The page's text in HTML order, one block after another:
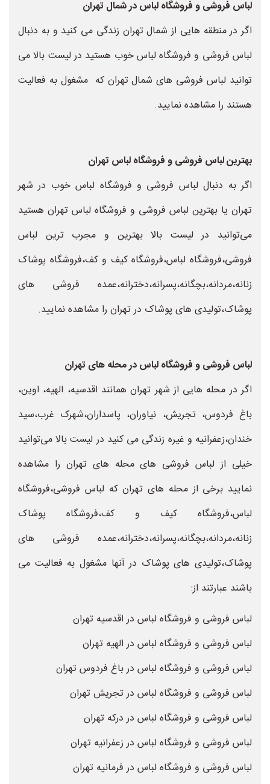
لباس فروشی و فروشگاه لباس در شمال تهران
اگر در منطقه هایی از شمال تهران زندگی می کنید و به دنبال
لباس فروشی و فروشگاه لباس خوب هستید در لیست بالا می
توانید لباس فروشی های شمال تهران که مشغول به فعالیت
هستند را مشاهده نمایید.
بهترین لباس فروشی و فروشگاه لباس تهران
اگر به دنبال لباس فروشی و فروشگاه لباس خوب در شهر
تهران یا بهترین لباس فروشی و فروشگاه لباس تهران هستید
می‌توانید در لیست بالا بهترین و مجرب ترین لباس
فروشی،فروشگاه لباس،فروشگاه کیف و کف،فروشگاه پوشاک
زنانه،مردانه،بچگانه،پسرانه،دخترانه،عمده فروشی های
پوشاک،تولیدی های پوشاک در تهران را مشاهده نمایید.
لباس فروشی و فروشگاه لباس در محله های تهران
اگر در محله هایی از شهر تهران همانند اقدسیه، الهیه، اوین،
باغ فردوس، تجریش، نیاوران، پاسداران،شهرک غرب،سید
خندان،زعفرانیه و غیره زندگی می کنید در لیست بالا می‌توانید
خیلی از لباس فروشی های محله های تهران را مشاهده
نمایید برخی از محله های تهران که لباس فروشی،فروشگاه
لباس،فروشگاه کیف و کف،فروشگاه پوشاک
زنانه،مردانه،بچگانه،پسرانه،دخترانه،عمده فروشی های
پوشاک،تولیدی های پوشاک در آنها مشغول به فعالیت می
باشند عبارتند از:
لباس فروشی و فروشگاه لباس در اقدسیه تهران
لباس فروشی و فروشگاه لباس در الهیه تهران
لباس فروشی و فروشگاه لباس در باغ فردوس تهران
لباس فروشی و فروشگاه لباس در تجریش تهران
لباس فروشی و فروشگاه لباس در درکه تهران
لباس فروشی و فروشگاه لباس در زعفرانیه تهران
لباس فروشی و فروشگاه لباس در فرمانیه تهران